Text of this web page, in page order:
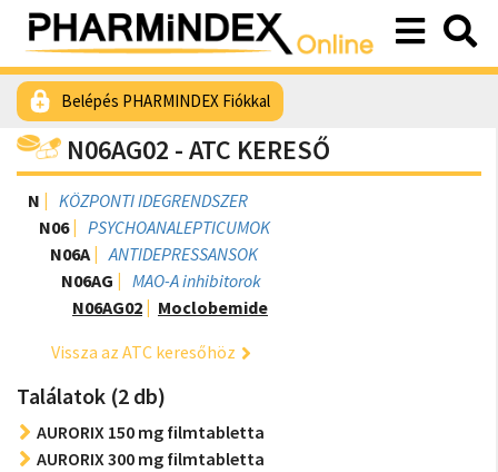
Belépés PHARMINDEX Fiókkal
N06AG02 - ATC KERESŐ
N
KÖZPONTI IDEGRENDSZER
N06
PSYCHOANALEPTICUMOK
N06A
ANTIDEPRESSANSOK
N06AG
MAO-A inhibitorok
N06AG02
Moclobemide
Vissza az ATC keresőhöz
Találatok (2 db)
AURORIX 150 mg filmtabletta
AURORIX 300 mg filmtabletta